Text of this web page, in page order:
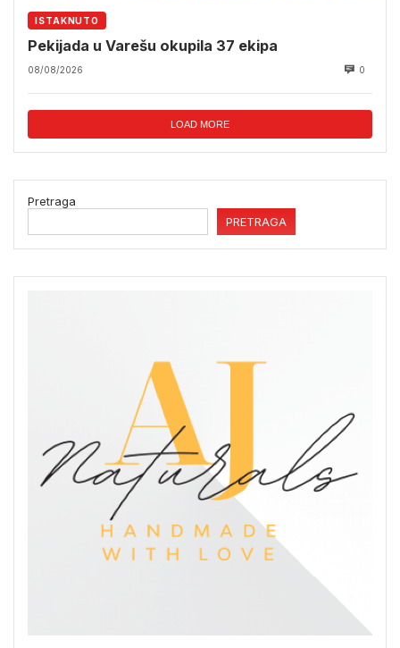
ISTAKNUTO
Pekijada u Varešu okupila 37 ekipa
08/08/2026 0
LOAD MORE
Pretraga
PRETRAGA